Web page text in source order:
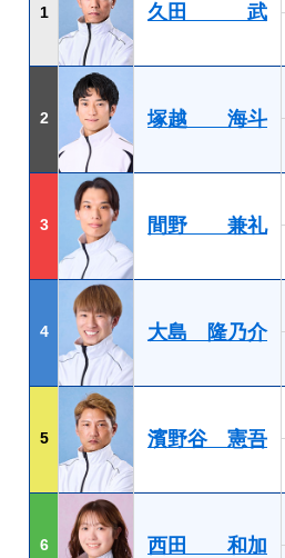
1 久田 武
2 塚越 海斗
3 間野 兼礼
4 大島 隆乃介
5 濱野谷 憲吾
6 西田 和加